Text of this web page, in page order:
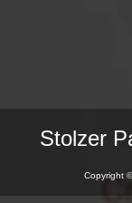
Stolzer
Copyright